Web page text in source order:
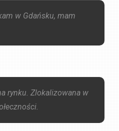
w Gdańsku, mam
rynku. Zlokalizowana w